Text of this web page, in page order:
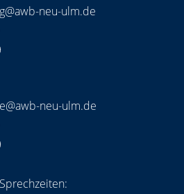
neu-ulm.de
neu-ulm.de